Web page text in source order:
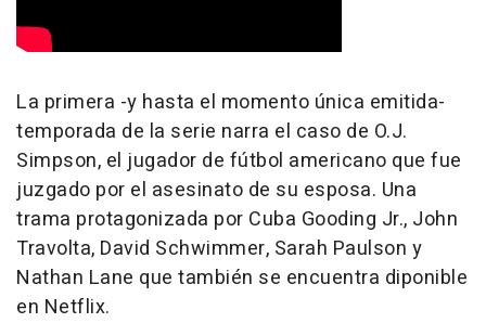
La primera -y hasta el momento única emitida-
temporada de la serie narra el caso de O.J.
Simpson, el jugador de fútbol americano que fue
juzgado por el asesinato de su esposa. Una
trama protagonizada por Cuba Gooding Jr., John
Travolta, David Schwimmer, Sarah Paulson y
Nathan Lane que también se encuentra diponible
en Netflix.